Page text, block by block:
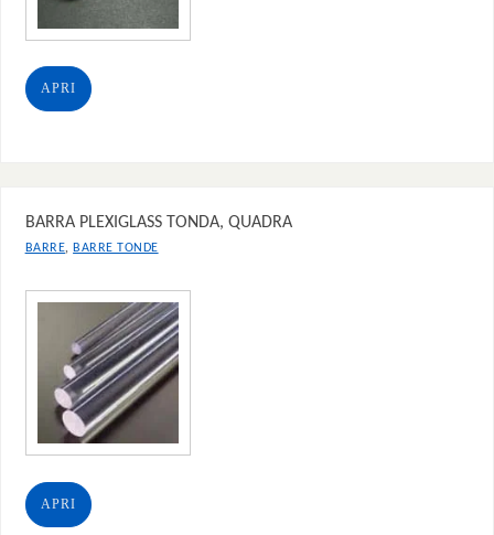
APRI
BARRA PLEXIGLASS TONDA, QUADRA
BARRE,BARRE TONDE
APRI